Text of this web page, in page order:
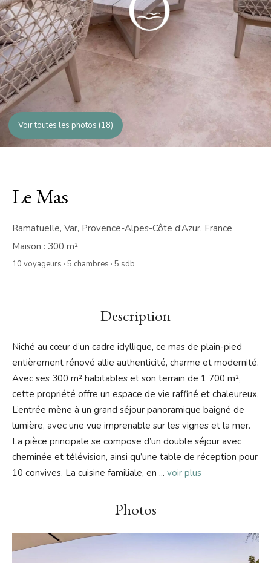
Voir toutes les photos (18)
Le Mas
Ramatuelle, Var, Provence-Alpes-Côte d’Azur, France
Maison : 300 m²
10 voyageurs · 5 chambres · 5 sdb
Description
Niché au cœur d’un cadre idyllique, ce mas de plain-pied
entièrement rénové allie authenticité, charme et modernité.
Avec ses 300 m² habitables et son terrain de 1 700 m²,
cette propriété offre un espace de vie raffiné et chaleureux.
L’entrée mène à un grand séjour panoramique baigné de
lumière, avec une vue imprenable sur les vignes et la mer.
La pièce principale se compose d’un double séjour avec
cheminée et télévision, ainsi qu’une table de réception pour
10 convives. La cuisine familiale, en ... voir plus
Photos